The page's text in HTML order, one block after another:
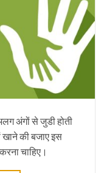
अंगों से जुडी होती
की बजाए इस
चाहिए।